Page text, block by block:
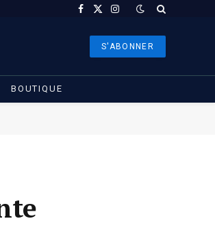
Facebook
X
Instagram
S'ABONNER
BOUTIQUE